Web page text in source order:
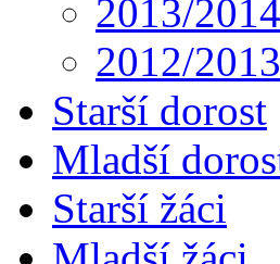
2013/
2012/
Starší dorost
Mladší
Starší žáci